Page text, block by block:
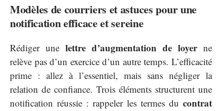
Modèles de courriers et astuces pour une
notification efficace et sereine
Rédiger une lettre d’augmentation de loyerne
relève pas d’un exercice d’un autre temps. L’efficacité
prime : allez à l’essentiel, mais sans négliger la
relation de confiance. Trois éléments structurent une
notification réussie : rappeler les termes du contrat